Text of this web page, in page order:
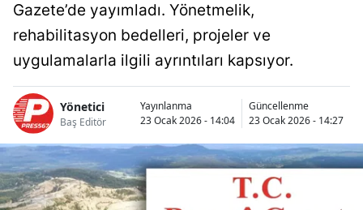
Gazete’de yayımladı. Yönetmelik,
rehabilitasyon bedelleri, projeler ve
uygulamalarla ilgili ayrıntıları kapsıyor.
Yönetici
Baş Editör
Yayınlanma
23 Ocak 2026 - 14:04
Güncellenme
23 Ocak 2026 - 14:27